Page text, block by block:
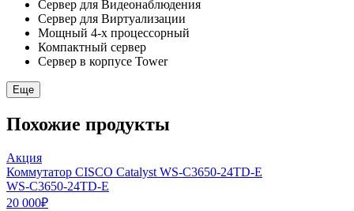
Сервер для Видеонаблюдения
Сервер для Виртуализации
Мощный 4-х процессорный
Компактный сервер
Сервер в корпусе Tower
Еще
Похожие продукты
Акция
Коммутатор CISCO Catalyst WS-C3650-24TD-E
WS-C3650-24TD-E
20 000₽